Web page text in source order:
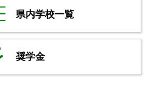
県内学校一覧
奨学金